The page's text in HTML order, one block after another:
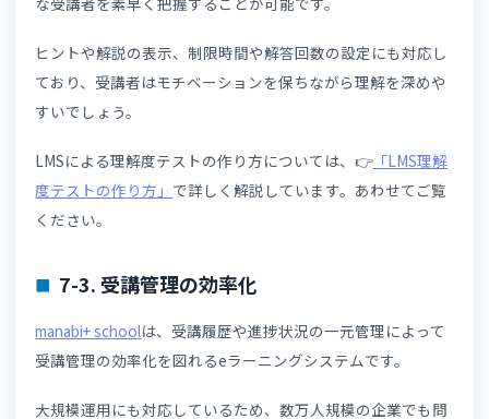
長期的な運用コストを抑えられる場合もあります。
初期費用・月額費用だけでなく、運用効率や教育成果まで
7. manabi+ schoolで実現する多言語eラー
manabi+ schoolは、企業研修やスクール運営に活用できる
ラウド型LMSです。